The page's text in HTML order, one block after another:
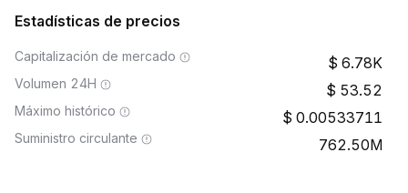
Estadísticas de precios
Capitalización de mercado 6.78K
Volumen 24H 53.52
Máximo histórico 0.00533711
Suministro circulante 762.50M